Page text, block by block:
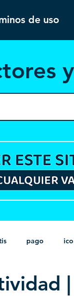
de uso
pago
psd
|